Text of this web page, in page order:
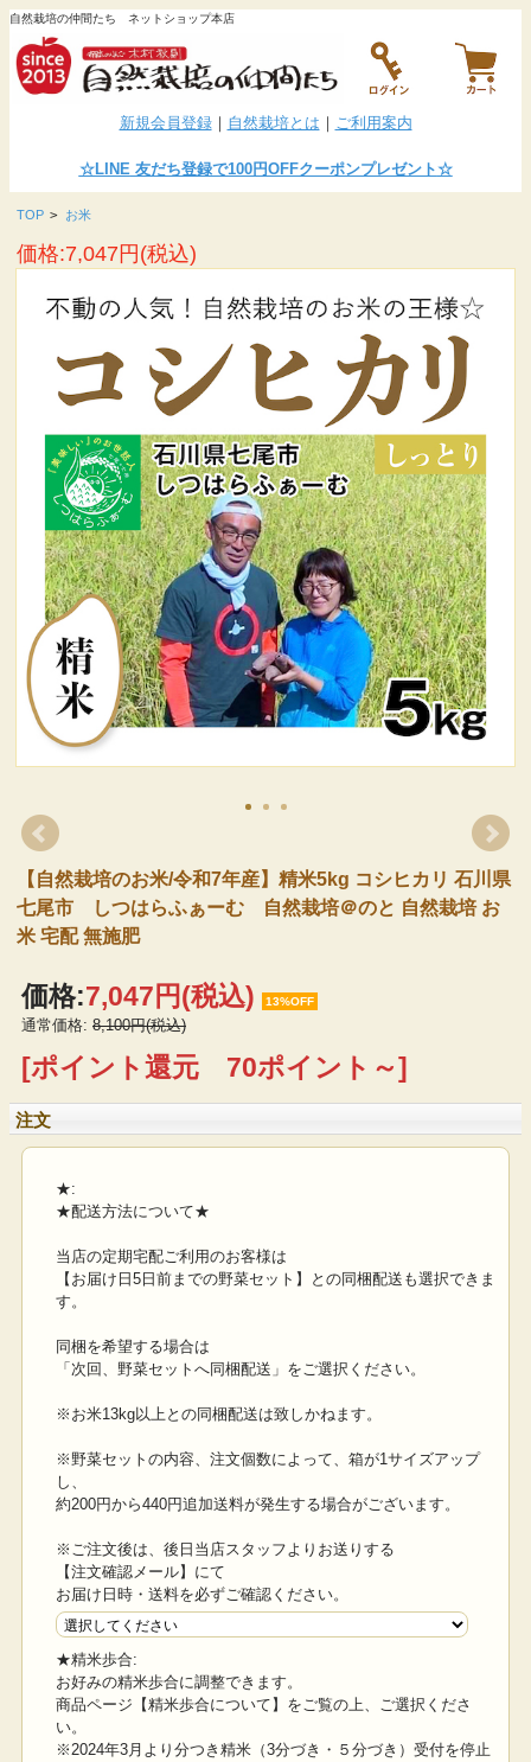
自然栽培の仲間たち ネットショップ本店
新規会員登録｜ 自然栽培とは ｜ ご利用案内
☆LINE友だち登録で100円OFFクーポンプレゼント☆
TOP > お米
価格:7,047円(税込)
【自然栽培のお米/令和7年産】精米5kg コシヒカリ 石川県
七尾市 しつはらふぁーむ 自然栽培＠のと 自然栽培 お
米 宅配 無施肥
価格:7,047円(税込) 13%OFF
通常価格: 8,100円(税込)
[ポイント還元 70ポイント～]
注文
★:
★配送方法について★
当店の定期宅配ご利用のお客様は
【お届け日5日前までの野菜セット】との同梱配送も選択できま
す。
同梱を希望する場合は
「次回、野菜セットへ同梱配送」をご選択ください。
※お米13kg以上との同梱配送は致しかねます。
※野菜セットの内容、注文個数によって、箱が1サイズアップ
し、
約200円から440円追加送料が発生する場合がございます。
※ご注文後は、後日当店スタッフよりお送りする
【注文確認メール】にて
お届け日時・送料を必ずご確認ください。
★精米歩合:
お好みの精米歩合に調整できます。
商品ページ【精米歩合について】をご覧の上、ご選択くださ
い。
※2024年3月より分つき精米（3分づき・５分づき）受付を停止